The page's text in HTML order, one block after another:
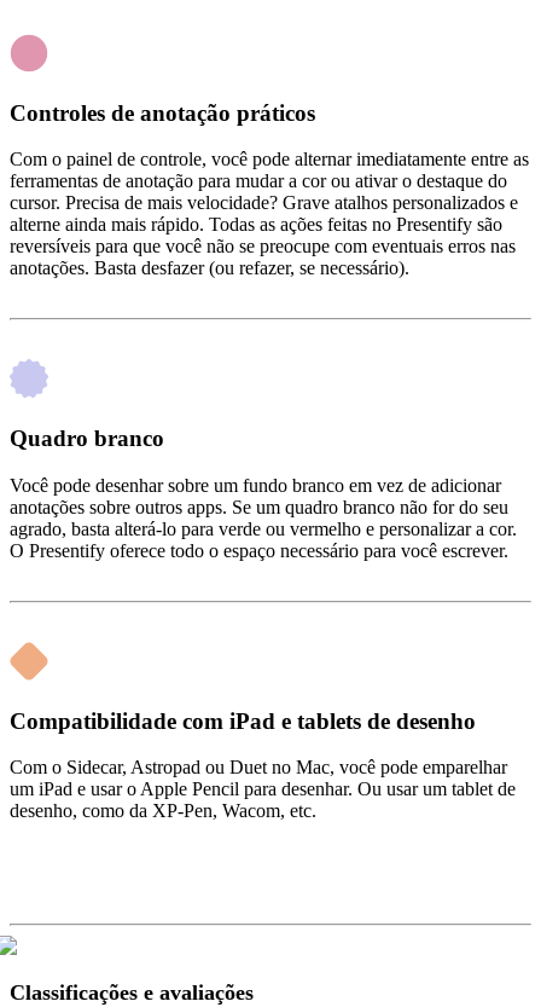
Controles de anotação práticos
Com o painel de controle, você pode alternar imediatamente entre as
ferramentas de anotação para mudar a cor ou ativar o destaque do
cursor. Precisa de mais velocidade? Grave atalhos personalizados e
alterne ainda mais rápido. Todas as ações feitas no Presentify são
reversíveis para que você não se preocupe com eventuais erros nas
anotações. Basta desfazer (ou refazer, se necessário).
Quadro branco
Você pode desenhar sobre um fundo branco em vez de adicionar
anotações sobre outros apps. Se um quadro branco não for do seu
agrado, basta alterá‑lo para verde ou vermelho e personalizar a cor.
O Presentify oferece todo o espaço necessário para você escrever.
Compatibilidade com iPad e tablets de desenho
Com o Sidecar, Astropad ou Duet no Mac, você pode emparelhar
um iPad e usar o Apple Pencil para desenhar. Ou usar um tablet de
desenho, como da XP-Pen, Wacom, etc.
Classificações e avaliações